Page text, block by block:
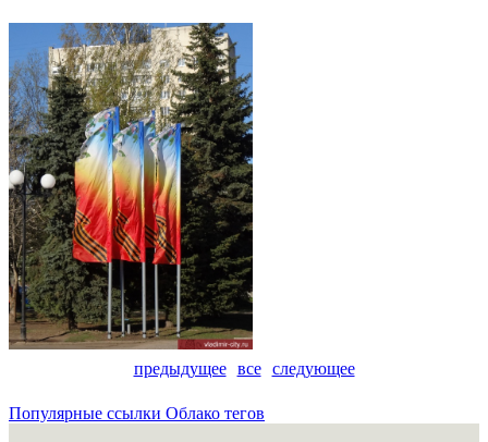
предыдущее все следующее
Популярные ссылки Облако тегов